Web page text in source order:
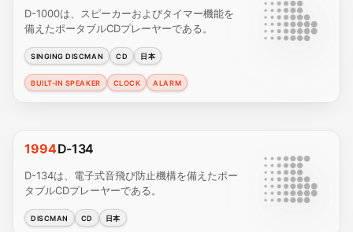
D-1000は、スピーカーおよびタイマー機能を
備えたポータブルCDプレーヤーである。
SINGING DISCMAN CD 日本
BUILT-IN SPEAKER CLOCK ALARM
1994D-134
D-134は、電子式音飛び防止機構を備えたポー
タブルCDプレーヤーである。
DISCMAN CD 日本